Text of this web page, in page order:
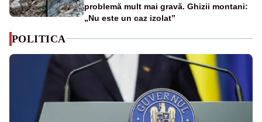
problemă mult mai gravă. Ghizii montani:
„Nu este un caz izolat”
POLITICA